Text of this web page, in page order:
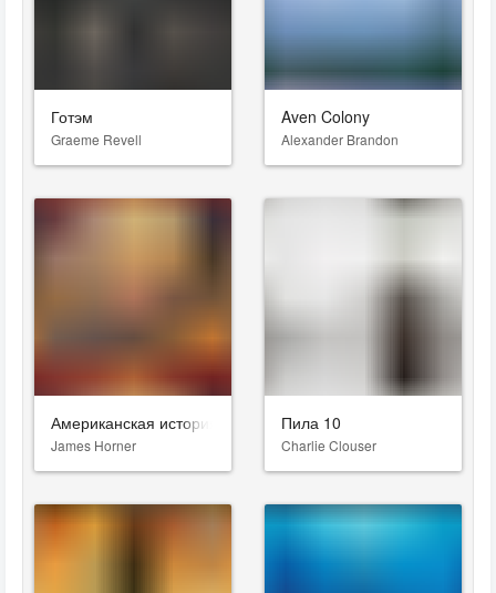
Готэм
Graeme Revell
Aven Colony
Alexander Brandon
Американская история
James Horner
Пила 10
Charlie Clouser